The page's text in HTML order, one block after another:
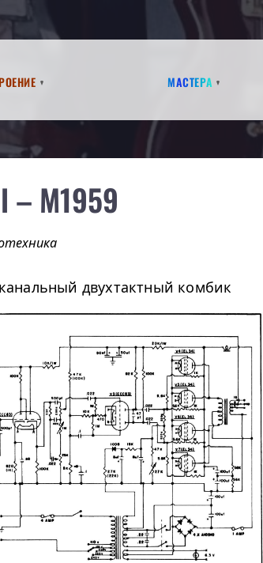
Мастера
– M1959
двухтактный комбик